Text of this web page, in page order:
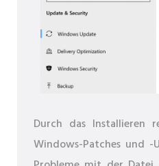
Durch das Installieren
Windows-Patches und -